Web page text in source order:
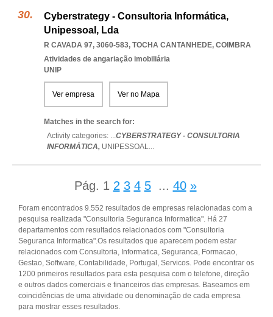
Cyberstrategy - Consultoria Informática,
Unipessoal, Lda
R CAVADA 97, 3060-583, TOCHA CANTANHEDE, COIMBRA
Atividades de angariação imobiliária
UNIP
Ver empresa Ver no Mapa
Matches in the search for:
Activity categories: ...CYBERSTRATEGY - CONSULTORIA
INFORMÁTICA, UNIPESSOAL...
Pág. 1 2 3 4 5 ... 40 »
Foram encontrados 9.552 resultados de empresas relacionadas com a
pesquisa realizada "Consultoria Seguranca Informatica". Há 27
departamentos com resultados relacionados com "Consultoria
Seguranca Informatica".Os resultados que aparecem podem estar
relacionados com Consultoria, Informatica, Seguranca, Formacao,
Gestao, Software, Contabilidade, Portugal, Servicos. Pode encontrar os
1200 primeiros resultados para esta pesquisa com o telefone, direção
e outros dados comerciais e financeiros das empresas. Baseamos em
coincidências de uma atividade ou denominação de cada empresa
para mostrar esses resultados.